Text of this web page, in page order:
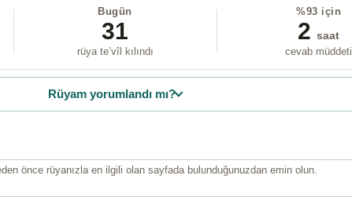
Bugün
31
rüya te’vîl kılındı
%93 için
2 saat
cevab müddeti
Rüyam yorumlandı mı?
önce rüyanızla en ilgili olan sayfada bulunduğunuzdan emin olun.